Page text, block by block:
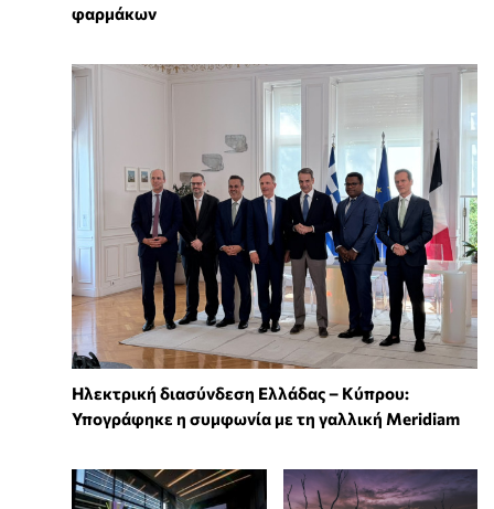
φαρμάκων
Ηλεκτρική διασύνδεση Ελλάδας – Κύπρου:
Υπογράφηκε η συμφωνία με τη γαλλική Meridiam